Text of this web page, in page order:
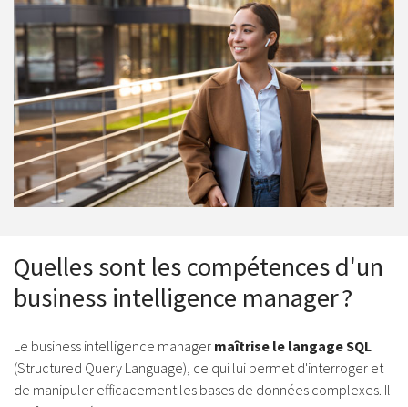
Quelles sont les compétences d'un
business intelligence manager ?
Le business intelligence manager maîtrise le langage SQL
(Structured Query Language), ce qui lui permet d'interroger et
de manipuler efficacement les bases de données complexes. Il